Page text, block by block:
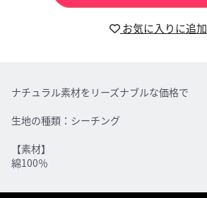
お気に入りに追加
ナチュラル素材をリーズナブルな価格で
生地の種類：シーチング
【素材】
綿100％